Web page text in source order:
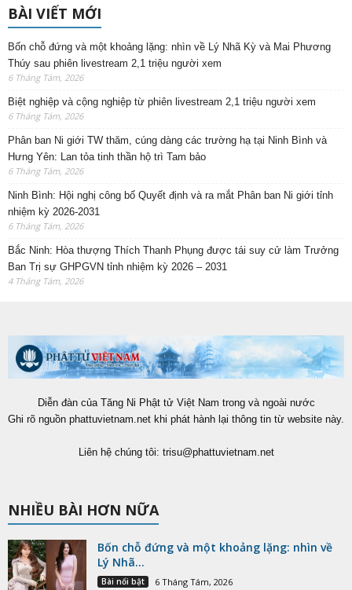
BÀI VIẾT MỚI
Bốn chỗ đứng và một khoảng lặng: nhìn về Lý Nhã Kỳ và Mai Phương
Thúy sau phiên livestream 2,1 triệu người xem
6 Tháng Tám, 2026
Biệt nghiệp và cộng nghiệp từ phiên livestream 2,1 triệu người xem
6 Tháng Tám, 2026
Phân ban Ni giới TW thăm, cúng dàng các trường hạ tại Ninh Bình và
Hưng Yên: Lan tỏa tinh thần hộ trì Tam bảo
6 Tháng Tám, 2026
Ninh Bình: Hội nghị công bố Quyết định và ra mắt Phân ban Ni giới tỉnh
nhiệm kỳ 2026-2031
6 Tháng Tám, 2026
Bắc Ninh: Hòa thượng Thích Thanh Phụng được tái suy cử làm Trưởng
Ban Trị sự GHPGVN tỉnh nhiệm kỳ 2026 – 2031
4 Tháng Tám, 2026
Diễn đàn của Tăng Ni Phật tử Việt Nam trong và ngoài nước
Ghi rõ nguồn phattuvietnam.net khi phát hành lại thông tin từ website này.
Liên hệ chúng tôi: trisu@phattuvietnam.net
NHIỀU BÀI HƠN NỮA
Bốn chỗ đứng và một khoảng lặng: nhìn về
Lý Nhã...
Bài nổi bật 6 Tháng Tám, 2026